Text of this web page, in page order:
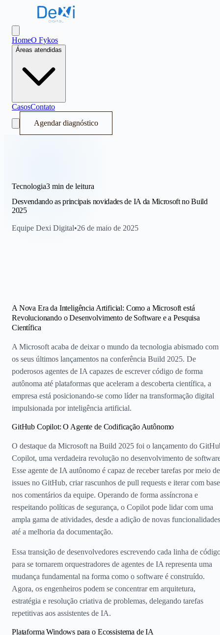
Dexi Digital - Sistema Operacional de Receita
HomeO Fykos
Áreas atendidas
CasosContato
Agendar diagnóstico
Tecnologia3 min de leitura
Desvendando as principais novidades de IA da Microsoft no Build
2025
Equipe Dexi Digital•26 de maio de 2025
A Nova Era da Inteligência Artificial: Como a Microsoft está
Revolucionando o Desenvolvimento de Software e a Pesquisa
Científica
A Microsoft acaba de deixar o mundo da tecnologia abismado com
os seus últimos lançamentos na conferência Build 2025. De
poderosos agentes de IA capazes de escrever código de forma
autônoma até plataformas que aceleram a descoberta científica, a
empresa está posicionando-se como líder na transformação digital
impulsionada por inteligência artificial.
GitHub Copilot: O Agente de Codificação Autônomo
O destaque da Microsoft na Build 2025 foi o lançamento do
Copilot, uma verdadeira revolução no desenvolvimento de
Esse agente de IA autônomo é capaz de receber tarefas por meio de
issues no GitHub, criar rascunhos de pull requests e iterar com base
nos comentários da equipe. Operando de forma assíncrona e
respeitando políticas de segurança, o Copilot pode lidar com uma
ampla gama de atividades, desde a adição de novas funcionalidades
até a melhoria da documentação.
Essa transição de desenvolvedores escrevendo cada linha de
para se tornarem orquestradores de agentes de IA representa uma
mudança fundamental na forma como o software é construído.
Agora, os engenheiros podem se concentrar em arquitetura,
estratégia e resolução criativa de problemas, delegando tarefas
repetitivas aos assistentes de IA.
Plataforma Windows para o Ecossistema de IA